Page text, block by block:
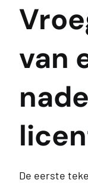
van
De eerste